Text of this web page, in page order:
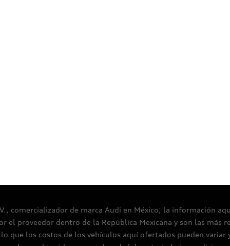
comercializador de marca Audi en México; la información
el proveedor dentro de la República Mexicana y son las más
que los costos de los vehículos aquí ofertados pueden